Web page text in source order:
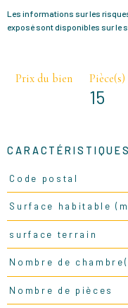
Les informations sur les
exposé sont disponibles sur le
Prix du bien Pièce(s)
15
Caractéristiques
Code postal
Surface habitable
surface terrain
Nombre de
Nombre de pièces